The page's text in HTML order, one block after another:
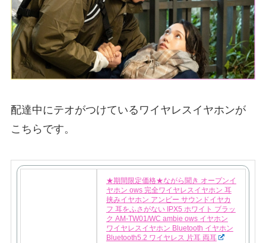
配達中にテオがつけているワイヤレスイヤホンが
こちらです。
★期間限定価格★ながら聞き オープンイ
ヤホン ows 完全ワイヤレスイヤホン 耳
挟みイヤホン アンビー サウンドイヤカ
フ 耳をふさがない IPX5 ホワイト ブラッ
ク AM-TW01/WC ambie ows イヤホン
ワイヤレスイヤホン Bluetooth イヤホン
Bluetooth5.2 ワイヤレス 片耳 両耳